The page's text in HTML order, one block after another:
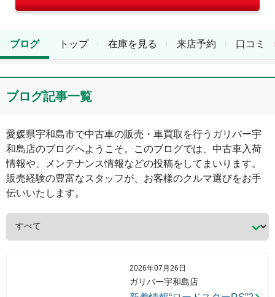
トップ 在庫を見る 来店予約 口コミ
ブログ
ブログ記事一覧
愛媛県宇和島市で中古車の販売・車買取を行う ガリバー宇
和島店のブログへようこそ。このブログでは、中古車入荷
情報や、メンテナンス情報などの投稿をしてまいります。
販売経験の豊富なスタッフが、お客様のクルマ選びをお手
伝いいたします。
2026年07月26日
ガリバー宇和島店